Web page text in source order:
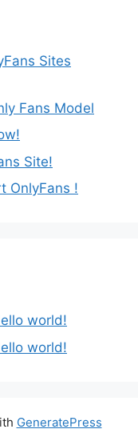
Sites
Fans Model
Site!
OnlyFans !
world!
world!
GeneratePress